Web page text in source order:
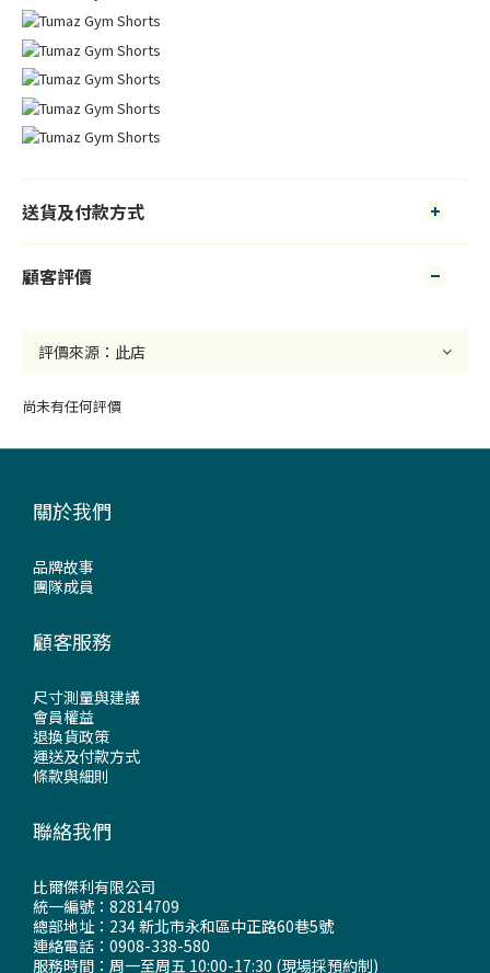
送貨及付款方式
顧客評價
尚未有任何評價
關於我們
品牌故事
團隊成員
顧客服務
尺寸測量與建議
會員權益
退換貨政策
運送及付款方式
條款與細則
聯絡我們
比爾傑利有限公司
統一編號：82814709
總部地址：234 新北市永和區中正路60巷5號
連絡電話：0908-338-580
服務時間：周一至周五 10:00-17:30 (現場採預約制)